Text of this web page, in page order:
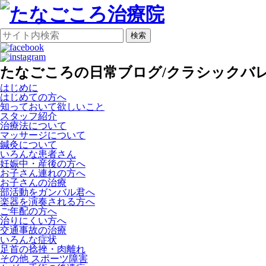
検索
たなごころの日常ブログ/クラシックバ
はじめに
はじめての方へ
知っておいて欲しいこと
スタッフ紹介
治療法について
マッサージについて
鍼灸について
いろんな患者さん
妊娠中・産後の方へ
お子さん連れの方へ
お子さんの治療
部活動をガンバル君へ
楽器を演奏される方へ
ご年配の方へ
治りにくい方へ
交通事故の治療
いろんな症状
足首の捻挫・肉離れ
その他 スポーツ障害